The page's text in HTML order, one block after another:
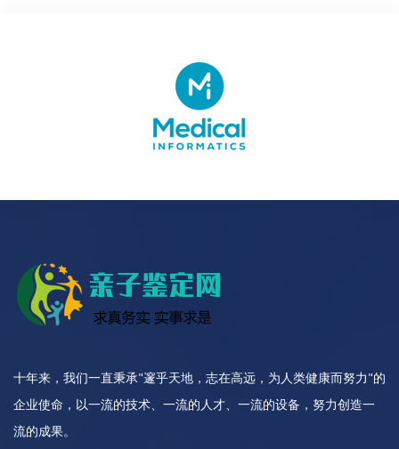
十年来，我们一直秉承"邃乎天地，志在高远，为人类健康而努力"的
企业使命，以一流的技术、一流的人才、一流的设备，努力创造一
流的成果。